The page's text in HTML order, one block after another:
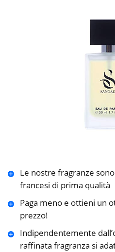
Le nostre fragranze
francesi di prima qualità
Paga meno e ottieni un
prezzo!
Indipendentemente
raffinata fragranza si